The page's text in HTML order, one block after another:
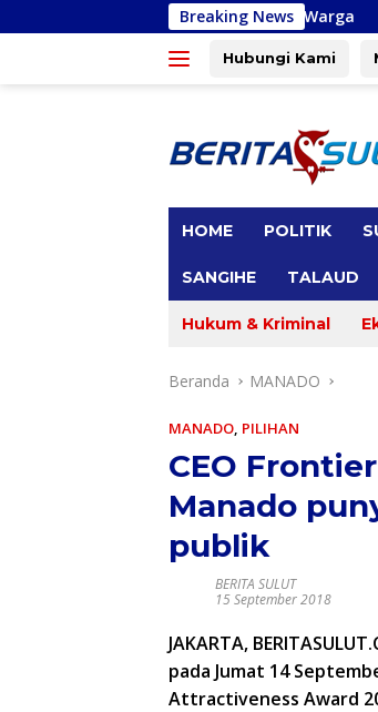
ke
Breaking News
Serap Aspirasi di
Hubungi Kami
HOME POLITIK
SANGIHE TALAUD
Hukum & Kriminal
Beranda MANADO
MANADO, PILIHAN
CEO
Manado
publik
BERITA SULUT
15 September 2018
JAKARTA,
pada Jumat 14
Attractiveness Award